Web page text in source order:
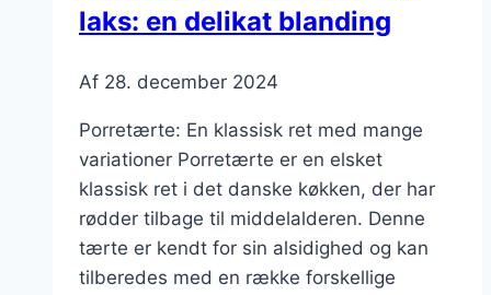
laks: en delikat blanding
Af 28. december 2024
Porretærte: En klassisk ret med mange
variationer Porretærte er en elsket
klassisk ret i det danske køkken, der har
rødder tilbage til middelalderen. Denne
tærte er kendt for sin alsidighed og kan
tilberedes med en række forskellige